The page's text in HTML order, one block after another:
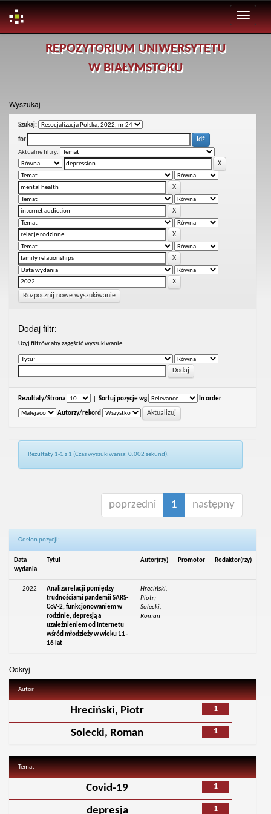
REPOZYTORIUM UNIWERSYTETU
W BIAŁYMSTOKU
Wyszukaj
Szukaj:
for
Aktualne filtry:
Rozpocznij nowe wyszukiwanie
Dodaj filtr:
Uzyj filtrów aby zagęścić wyszukiwanie.
Rezultaty/Strona Sortuj pozycje wg In order
Autorzy/rekord
Rezultaty 1-1 z 1 (Czas wyszukiwania: 0.002 sekund).
poprzedni 1 następny
Odsłon pozycji:
Data
wydania
Tytuł Autor(rzy) Promotor Redaktor(rzy)
2022
Analiza relacji pomiędzy
trudnościami pandemii SARS-
CoV-2, funkcjonowaniem w
rodzinie, depresją a
uzależnieniem od Internetu
wśród młodzieży w wieku 11–
16 lat
Hreciński,
Piotr;
Solecki,
Roman
- -
Odkryj
Autor
1
Hreciński, Piotr
1
Solecki, Roman
Temat
1
Covid-19
1
depresja